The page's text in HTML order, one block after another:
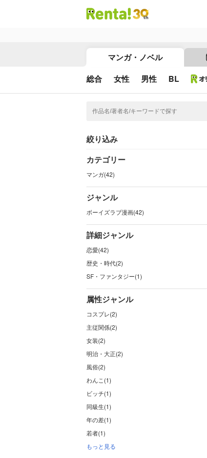
マンガ・ノベル
総合 女性 男性 BL
絞り込み
カテゴリー
マンガ(42)
ジャンル
ボーイズラブ漫画(42)
詳細ジャンル
恋愛(42)
歴史・時代(2)
SF・ファンタジー(1)
属性ジャンル
コスプレ(2)
主従関係(2)
女装(2)
明治・大正(2)
風俗(2)
わんこ(1)
ビッチ(1)
同級生(1)
年の差(1)
若者(1)
もっと見る